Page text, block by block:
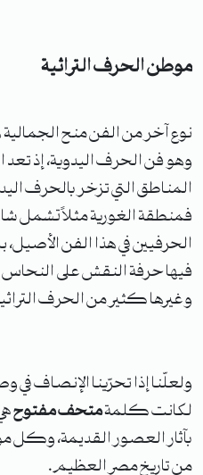
موطن الحرف التراثية
نوع آخر من الفن منح
وهو فن الحرف اليدوية، إذ
المناطق التي تزخر بالحرف
فمنطقة الغورية مثلاً تشمل
الحرفيين في هذا الفن
فيها حرفة النقش على
وغيرها كثير من الحرف
ولعلّنا إذا تحرّينا الإنصاف
لكانت كلمةمتحف مفتوح
بآثار العصور القديمة،
من تاريخ مصر العظيم.